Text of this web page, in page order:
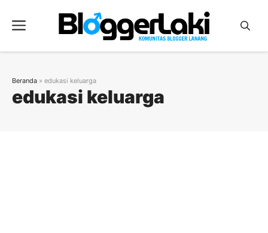
Menu
edukasi keluarga
Beranda » edukasi keluarga